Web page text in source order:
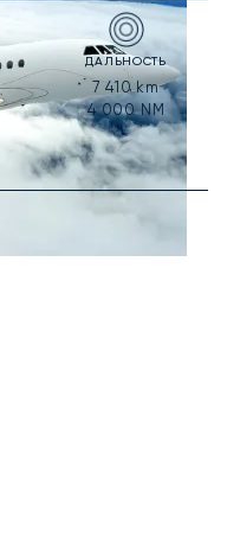
ДАЛЬНОСТЬ
7 410km
4 000NM